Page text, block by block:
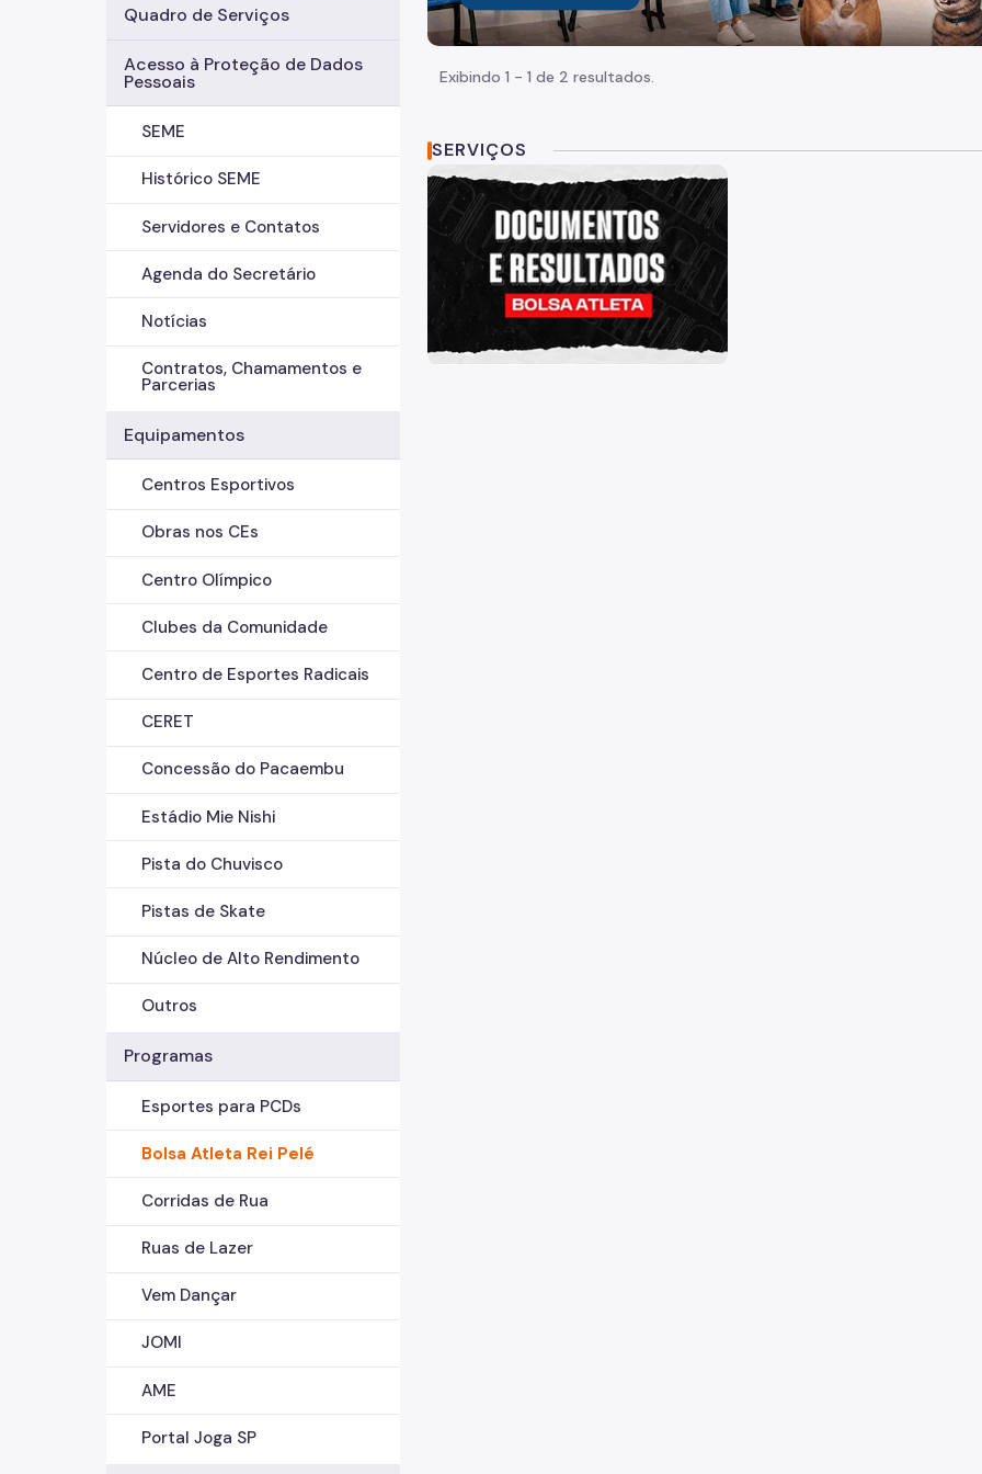
Quadro de Serviços
Acesso à Proteção de Dados
Pessoais
SEME
Histórico SEME
Servidores e Contatos
Agenda do Secretário
Notícias
Contratos, Chamamentos e
Parcerias
Equipamentos
Centros Esportivos
Obras nos CEs
Centro Olímpico
Clubes da Comunidade
Centro de Esportes Radicais
CERET
Concessão do Pacaembu
Estádio Mie Nishi
Pista do Chuvisco
Pistas de Skate
Núcleo de Alto Rendimento
Outros
Programas
Esportes para PCDs
Bolsa Atleta Rei Pelé
Corridas de Rua
Ruas de Lazer
Vem Dançar
JOMI
AME
Portal Joga SP
Exibindo 1 - 1 de 2 resultados.
SERVIÇOS